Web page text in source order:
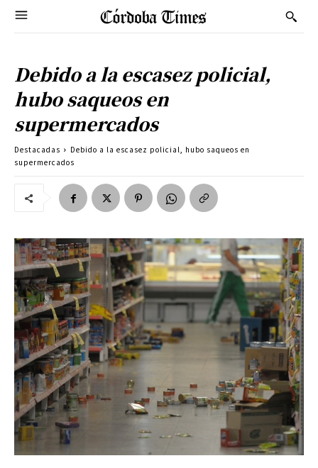
Debido a la escasez policial,
hubo saqueos en
supermercados
Destacadas
Debido a la escasez policial, hubo saqueos en
supermercados